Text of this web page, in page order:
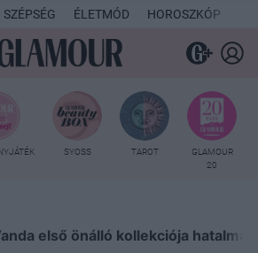
SZÉPSÉG ÉLETMÓD HOROSZKÓP
SYOSS TAROT
GLAMOUR
20
első önálló kollekciója